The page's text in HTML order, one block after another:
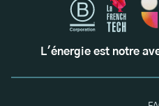
L'énergie est notre